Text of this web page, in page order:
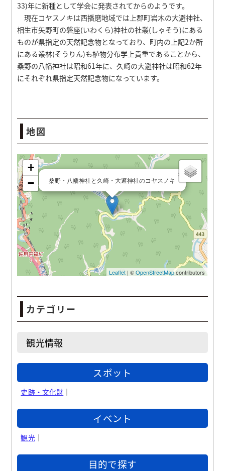
33)年に新種として学会に発表されてからのようです。
現在コヤスノキは西播磨地域では上郡町岩木の大避神社、
相生市矢野町の磐座(いわくら)神社の社叢(しゃそう)にある
ものが県指定の天然記念物となっており、町内の上記2か所
にある叢林(そうりん)も植物分布学上貴重であることから、
桑野の八幡神社は昭和61年に、久崎の大避神社は昭和62年
にそれぞれ県指定天然記念物になっています。
地図
桑野・八幡神社と久崎・大避神社のコヤスノキ
カテゴリー
観光情報
スポット
史跡・文化財 ｜
イベント
観光｜
目的で探す